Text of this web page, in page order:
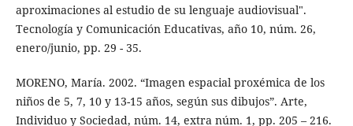
aproximaciones al estudio de su lenguaje audiovisual".
Tecnología y Comunicación Educativas, año 10, núm. 26,
enero/junio, pp. 29 - 35.
MORENO, María. 2002. “Imagen espacial proxémica de los
niños de 5, 7, 10 y 13-15 años, según sus dibujos”. Arte,
Individuo y Sociedad, núm. 14, extra núm. 1, pp. 205 – 216.